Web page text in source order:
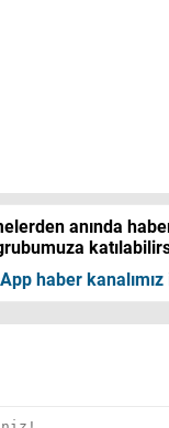
anında
haber kanalımız